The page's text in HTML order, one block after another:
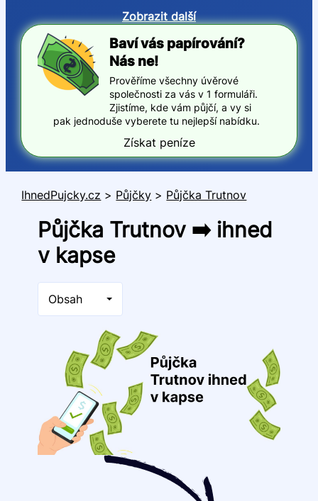
Zobrazit další
Baví vás papírování?
Nás ne!
Prověříme všechny úvěrové
společnosti za vás v 1 formuláři.
Zjistíme, kde vám půjčí, a vy si
pak jednoduše vyberete tu nejlepší nabídku.
Získat peníze
IhnedPujcky.cz > Půjčky > Půjčka Trutnov
Půjčka Trutnov ➡️ ihned
v kapse
Obsah